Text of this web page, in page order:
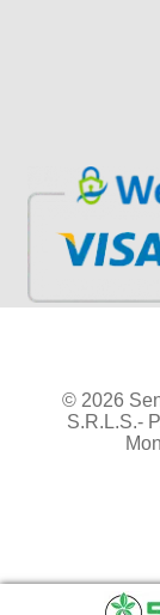
© 2026
S.R.L.S.-